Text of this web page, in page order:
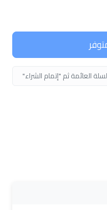
العائمة ثم "إتمام الشراء"